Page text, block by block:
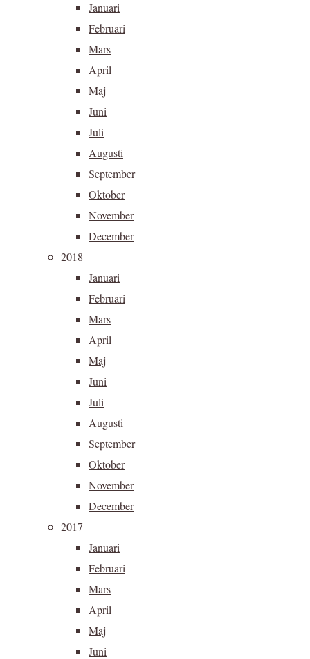
Januari
Februari
Mars
April
Maj
Juni
Juli
Augusti
September
Oktober
November
December
2018
Januari
Februari
Mars
April
Maj
Juni
Juli
Augusti
September
Oktober
November
December
2017
Januari
Februari
Mars
April
Maj
Juni